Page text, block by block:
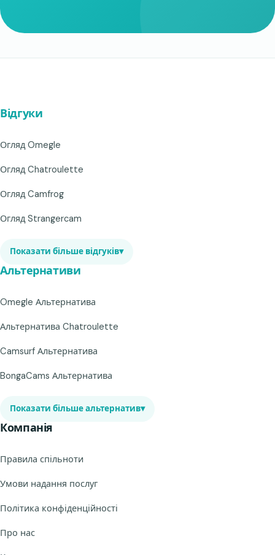
Відгуки
Огляд Omegle
Огляд Chatroulette
Огляд Camfrog
Огляд Strangercam
Показати більше відгуків▾
Альтернативи
Omegle Альтернатива
Альтернатива Chatroulette
Camsurf Альтернатива
BongaCams Альтернатива
Показати більше альтернатив▾
Компанія
Правила спільноти
Умови надання послуг
Політика конфіденційності
Про нас